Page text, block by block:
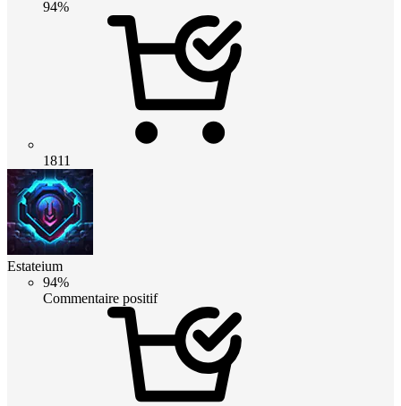
94%
1811
Estateium
94%
Commentaire positif